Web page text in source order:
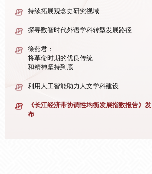
持续拓展观念史研究视域
探寻数智时代外语学科转型发展路径
徐燕君：
将革命时期的优良传统
和精神坚持到底
利用人工智能助力人文学科建设
《长江经济带协调性均衡发展指数报告》发
布